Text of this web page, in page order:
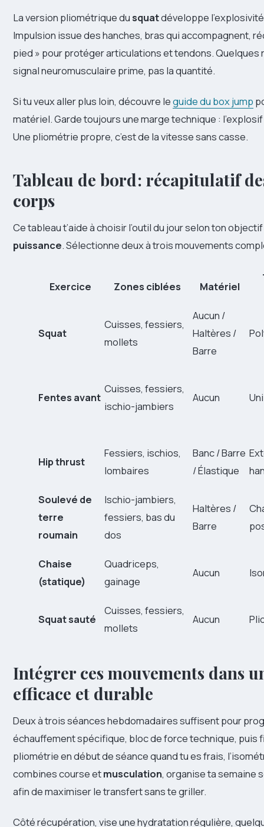
La version pliométrique dusquatdéveloppe
Impulsion issue des hanches, bras qui accompagnent,
pied » pour protéger articulations et tendons.
signal neuromusculaire prime, pas la quantité.
Si tu veux aller plus loin, découvre leguide du box jump
matériel. Garde toujours une marge technique :
Une pliométrie propre, c’est de la vitesse sans casse.
Tableau de bord : récapitulatif
corps
Ce tableau t’aide à choisir l’outil du jour selon ton
puissance. Sélectionne deux à trois mouvements
Exercice Zones ciblées Matériel
Squat
Cuisses, fessiers,
mollets
Aucun /
Haltères /
Barre
Fentes avant
Cuisses, fessiers,
ischio-jambiers
Aucun
Hip thrust
Fessiers, ischios,
lombaires
Banc / Barre
/ Élastique
Soulevé de
terre
roumain
Ischio-jambiers,
fessiers, bas du
dos
Haltères /
Barre
Chaise
(statique)
Quadriceps,
gainage
Aucun
Squat sauté
Cuisses, fessiers,
mollets
Aucun
Intégrer ces mouvements dans
efficace et durable
Deux à trois séances hebdomadaires suffisent pour
échauffement spécifique, bloc de force technique, puis
pliométrie en début de séance quand tu es frais,
combines course etmusculation, organise ta semaine
afin de maximiser le transfert sans te griller.
Côté récupération, vise une hydratation régulière,